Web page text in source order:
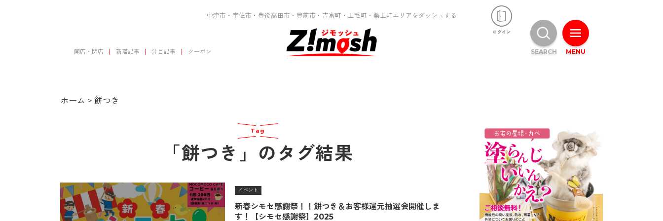
中津市・宇佐市・豊後高田市・豊前市・吉富町・上毛町・築上町エリアをダッシュする
開店・閉店 新着記事 注目記事 クーポン
ホーム > 餅つき
Tag
「餅つき」のタグ結果
イベント
新春シモセ感謝祭！！餅つき＆お客様還元抽選会開催しま
す！【シモセ感謝祭】2025
MENU
SEARCH